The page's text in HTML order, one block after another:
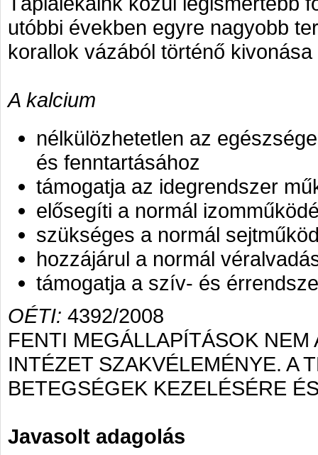
utóbbi években egyre nagyobb
korallok vázából történő kivonása
A kalcium
nélkülözhetetlen az
és fenntartásához
támogatja az idegrendszer
elősegíti a normál
szükséges a normál
hozzájárul a normál
támogatja a szív- és
OÉTI: 4392/2008
FENTI MEGÁLLAPÍTÁSOK
INTÉZET SZAKVÉLEMÉNYE. A
BETEGSÉGEK KEZELÉSÉRE
Javasolt adagolás